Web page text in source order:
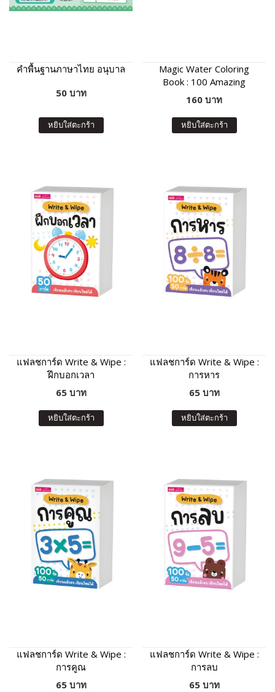
คำพื้นฐานภาษาไทย อนุบาล
50 บาท
หยิบใส่ตะกร้า
Magic Water Coloring
Book : 100 Amazing
Animals
160 บาท
หยิบใส่ตะกร้า
แฟลชการ์ด Write & Wipe :
ฝึกบอกเวลา
65 บาท
หยิบใส่ตะกร้า
แฟลชการ์ด Write & Wipe :
การหาร
65 บาท
หยิบใส่ตะกร้า
แฟลชการ์ด Write & Wipe :
การคูณ
65 บาท
แฟลชการ์ด Write & Wipe :
การลบ
65 บาท